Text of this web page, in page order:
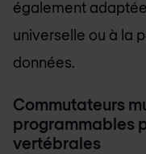
également
universelle ou à la
données.
Commutateurs
programmables
vertébrales